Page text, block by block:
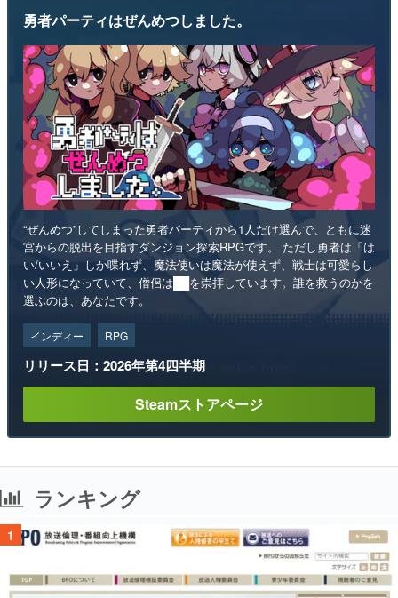
勇者パーティはぜんめつしました。
“ぜんめつ”してしまった勇者パーティから1人だけ選んで、ともに迷
宮からの脱出を目指すダンジョン探索RPGです。 ただし勇者は「は
い/いいえ」しか喋れず、魔法使いは魔法が使えず、戦士は可愛らし
い人形になっていて、僧侶は██を崇拝しています。誰を救うのかを
選ぶのは、あなたです。
インディー RPG
リリース日：2026年第4四半期
Steamストアページ
ランキング
1